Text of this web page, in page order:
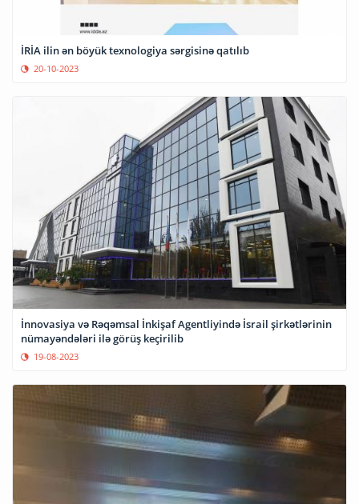
İRİA ilin ən böyük texnologiya sərgisinə qatılıb
20-10-2023
İnnovasiya və Rəqəmsal İnkişaf Agentliyində İsrail şirkətlərinin
nümayəndələri ilə görüş keçirilib
19-08-2023